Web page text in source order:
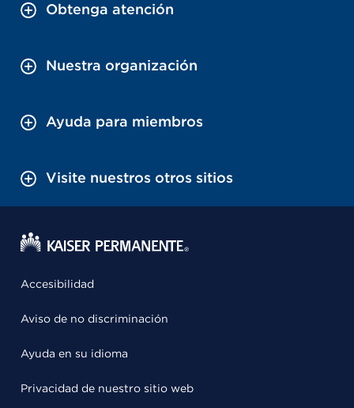
Obtenga atención
Nuestra organización
Ayuda para miembros
Visite nuestros otros sitios
Accesibilidad
Aviso de no discriminación
Ayuda en su idioma
Privacidad de nuestro sitio web